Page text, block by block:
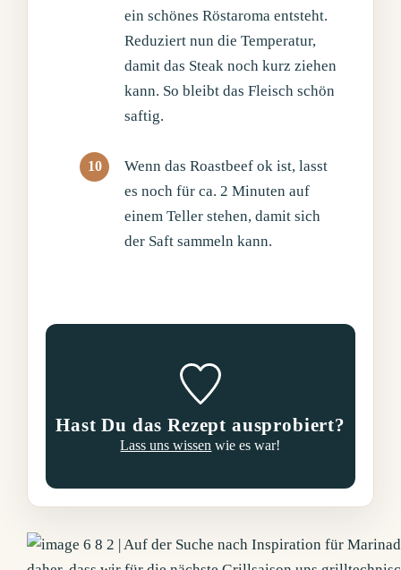
ein schönes Röstaroma entsteht.
Reduziert nun die Temperatur,
damit das Steak noch kurz ziehen
kann. So bleibt das Fleisch schön
saftig.
Wenn das Roastbeef ok ist, lasst
es noch für ca. 2 Minuten auf
einem Teller stehen, damit sich
der Saft sammeln kann.
Hast Du das Rezept ausprobiert?
Lass uns wissen wie es war!